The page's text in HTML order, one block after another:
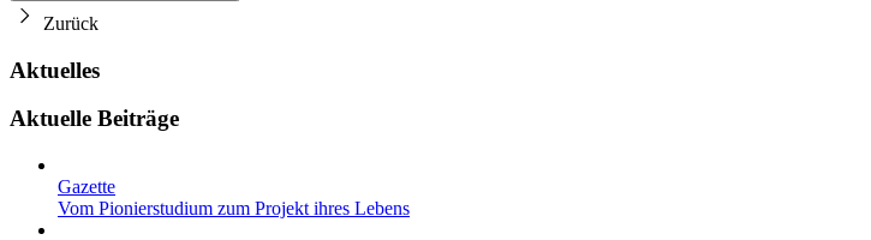
Zurück
Aktuelles
Aktuelle Beiträge
Gazette
Vom Pionierstudium zum Projekt ihres Lebens